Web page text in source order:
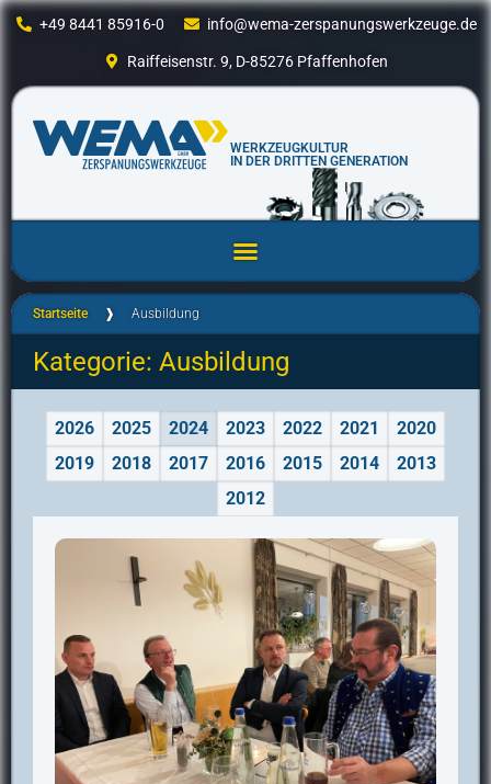
+49 8441 85916-0 info@wema-zerspanungswerkzeuge.de
Raiffeisenstr. 9, D-85276 Pfaffenhofen
WERKZEUGKULTUR
IN DER DRITTEN GENERATION
Startseite ❱ Ausbildung
Kategorie: Ausbildung
2026 2025 2024 2023 2022 2021
2020
2019
2018 2017 2016 2015 2014
2013
2012